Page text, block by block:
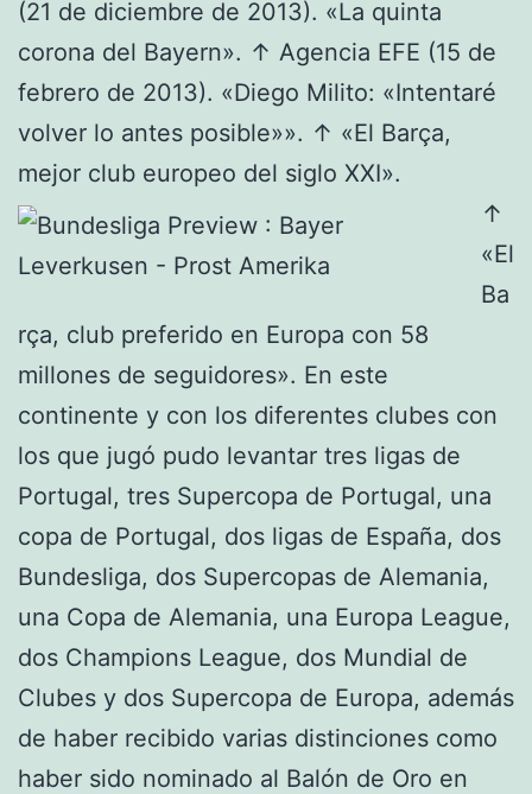
(21 de diciembre de 2013). «La quinta
corona del Bayern». ↑ Agencia EFE (15 de
febrero de 2013). «Diego Milito: «Intentaré
volver lo antes posible»». ↑ «El Barça,
mejor club europeo del siglo XXI».
↑
«El
Ba
rça, club preferido en Europa con 58
millones de seguidores». En este
continente y con los diferentes clubes con
los que jugó pudo levantar tres ligas de
Portugal, tres Supercopa de Portugal, una
copa de Portugal, dos ligas de España, dos
Bundesliga, dos Supercopas de Alemania,
una Copa de Alemania, una Europa League,
dos Champions League, dos Mundial de
Clubes y dos Supercopa de Europa, además
de haber recibido varias distinciones como
haber sido nominado al Balón de Oro en